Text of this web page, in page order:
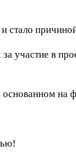
стало
участие в
основанном на